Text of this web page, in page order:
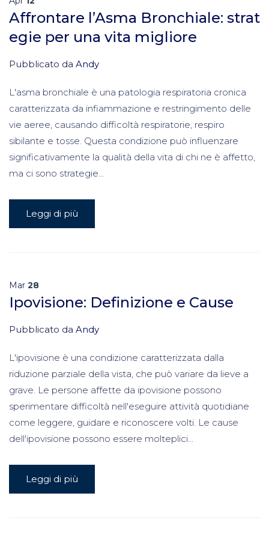
Affrontare l’Asma Bronchiale: strat
egie per una vita migliore
Pubblicato da Andy
L'asma bronchiale è una patologia respiratoria cronica
caratterizzata da infiammazione e restringimento delle
vie aeree, causando difficoltà respiratorie, respiro
sibilante e tosse. Questa condizione può influenzare
significativamente la qualità della vita di chi ne è affetto,
ma ci sono strategie...
Leggi di più
Mar 28
Ipovisione: Definizione e Cause
Pubblicato da Andy
L'ipovisione è una condizione caratterizzata dalla
riduzione parziale della vista, che può variare da lieve a
grave. Le persone affette da ipovisione possono
sperimentare difficoltà nell'eseguire attività quotidiane
come leggere, guidare e riconoscere volti. Le cause
dell'ipovisione possono essere molteplici...
Leggi di più